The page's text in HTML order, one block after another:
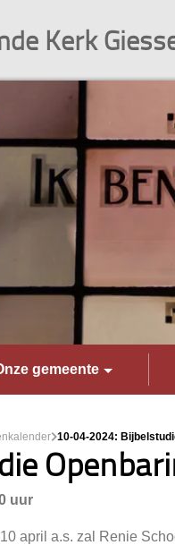
Kerk
gemeente
10-04-2024:
uur
april a.s. zal Renie